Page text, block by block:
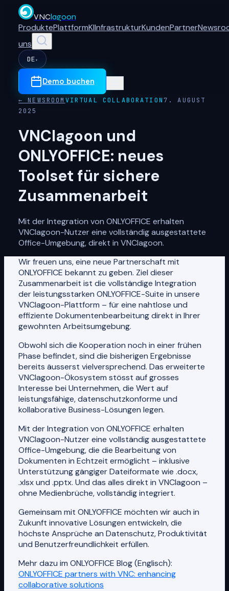
VNClagoon
ProduktePlattformKIInfrastrukturKundenPartner
uns
DE ▾
Demo buchen
← NEWSROOM VIRTUAL COLLABORATION 7. AUGUST
2025
VNClagoon und
ONLYOFFICE: neues
Toolset für sichere
Zusammenarbeit
Mit der Integration von ONLYOFFICE erhalten
VNClagoon-Nutzer eine vollständig ausgestattete
Office-Umgebung, direkt in VNClagoon.
Wir freuen uns, eine neue Partnerschaft mit
ONLYOFFICE bekannt zu geben. Ziel dieser
Zusammenarbeit ist die vollständige Integration
der leistungsstarken ONLYOFFICE-Suite in unsere
VNClagoon-Plattform – für eine nahtlose und
effiziente Dokumentenbearbeitung direkt in Ihrer
gewohnten Arbeitsumgebung.
Obwohl sich die Kooperation noch in einer frühen
Phase befindet, sind die bisherigen Ergebnisse
bereits äusserst vielversprechend. Das erweiterte
VNClagoon-Ökosystem stösst auf grosses
Interesse bei Unternehmen, die Wert auf
leistungsfähige, datenschutzkonforme und
kollaborative Business-Lösungen legen.
Mit der Integration von ONLYOFFICE erhalten
VNClagoon-Nutzer eine vollständig ausgestattete
Office-Umgebung, die die Bearbeitung von
Dokumenten in Echtzeit ermöglicht – inklusive
Unterstützung gängiger Dateiformate wie .docx,
.xlsx und .pptx. Und das alles direkt in VNClagoon –
ohne Medienbrüche, vollständig integriert.
Gemeinsam mit ONLYOFFICE möchten wir auch in
Zukunft innovative Lösungen entwickeln, die
höchste Ansprüche an Datenschutz, Produktivität
und Benutzerfreundlichkeit erfüllen.
Mehr dazu im ONLYOFFICE Blog (Englisch):
ONLYOFFICE partners with VNC: enhancing
collaborative solutions